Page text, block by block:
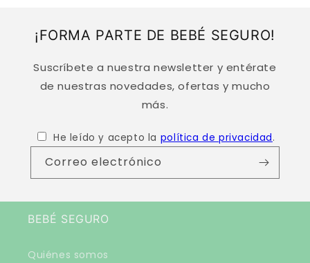
¡FORMA PARTE DE BEBÉ SEGURO!
Suscríbete a nuestra newsletter y entérate
de nuestras novedades, ofertas y mucho
más.
He leído y acepto la política de privacidad.
Correo electrónico
BEBÉ SEGURO
Quiénes somos